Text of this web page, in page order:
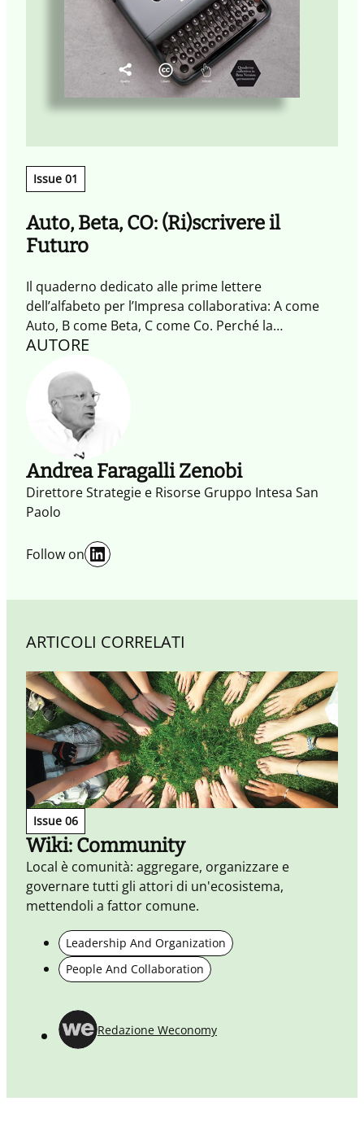
Issue 01
Auto, Beta, CO: (Ri)scrivere il
Futuro
Il quaderno dedicato alle prime lettere
dell’alfabeto per l’Impresa collaborativa: A come
Auto, B come Beta, C come Co. Perché la
collaborazione è sì una necessità, ma funziona
AUTORE
Andrea Faragalli Zenobi
Direttore Strategie e Risorse Gruppo Intesa San
Paolo
Follow on LinkedIn
ARTICOLI CORRELATI
Issue 06
Wiki: Community
Local è comunità: aggregare, organizzare e
governare tutti gli attori di un'ecosistema,
mettendoli a fattor comune.
Leadership And Organization
People And Collaboration
Redazione Weconomy